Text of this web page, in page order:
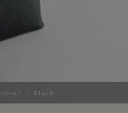
》 - Black -